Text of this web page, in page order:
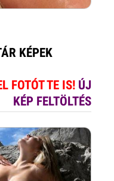
KÉPEK
FOTÓT TE IS! ÚJ
KÉP FELTÖLTÉS